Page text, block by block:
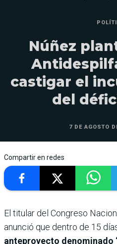
Núñez
castigar el
del
7 DE AGOSTO
Compartir en redes
El titular del Congreso
anunció que dentro de 15
anteproyecto denominado